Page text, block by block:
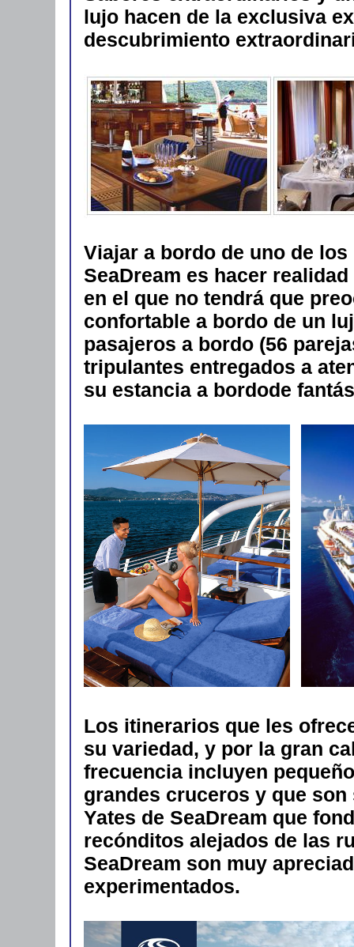
lujo hacen de la exclusiva
descubrimiento
Viajar a bordo de uno de
SeaDream es hacer
en el que no tendrá que
confortable a bordo de un
pasajeros a bordo (56
tripulantes entregados a
su estancia a bordode
Los itinerarios que les
su variedad, y por la gran
frecuencia incluyen
grandes cruceros y que
Yates de SeaDream que
recónditos alejados de las
SeaDream son muy
experimentados.